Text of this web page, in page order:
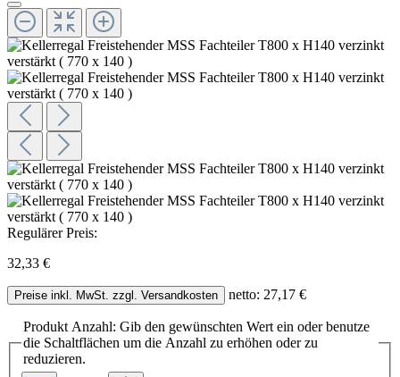
Regulärer Preis:
32,33 €
Preise inkl. MwSt. zzgl. Versandkosten netto: 27,17 €
Produkt Anzahl: Gib den gewünschten Wert ein oder benutze
die Schaltflächen um die Anzahl zu erhöhen oder zu
reduzieren.